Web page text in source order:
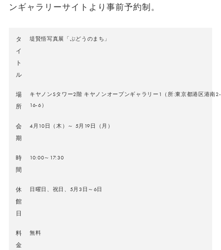
ンギャラリーサイトより事前予約制。
タ
イ
ト
ル
堤賢悟写真展「ぶどうのまち」
場
所
キヤノンSタワー2階 キヤノンオープンギャラリー1（所:東京都港区港南2-
16-6）
会
期
4月10日（木）～ 5月19日（月）
時
間
10:00～17:30
休
館
日
日曜日、祝日、5月3日～6日
料
金
無料